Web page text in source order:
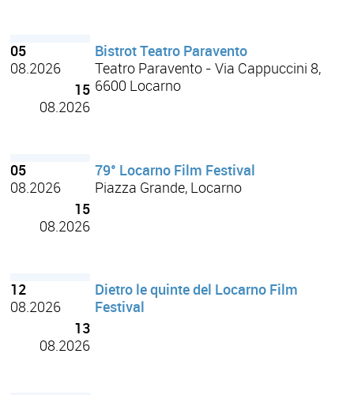
05
08.2026
15
08.2026
Bistrot Teatro Paravento
Teatro Paravento - Via Cappuccini 8,
6600 Locarno
05
08.2026
15
08.2026
79° Locarno Film Festival
Piazza Grande, Locarno
12
08.2026
13
08.2026
Dietro le quinte del Locarno Film
Festival